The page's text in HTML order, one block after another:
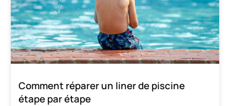
Comment réparer un liner de piscine
étape par étape